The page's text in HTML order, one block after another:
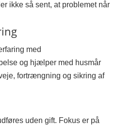
ikke så sent, at problemet når
med
og hjælper med husmår
fortrængning og sikring af
uden gift. Fokus er på